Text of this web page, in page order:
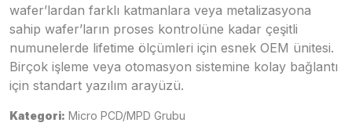
wafer’lardan farklı katmanlara veya metalizasyona
sahip wafer’ların proses kontrolüne kadar çeşitli
numunelerde lifetime ölçümleri için esnek OEM ünitesi.
Birçok işleme veya otomasyon sistemine kolay bağlantı
için standart yazılım arayüzü.
Kategori: Micro PCD/MPD Grubu